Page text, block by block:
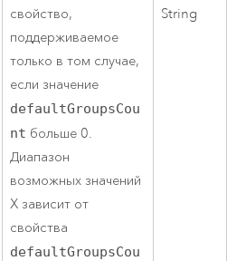
свойство,
поддерживаемое
только в том случае,
если значение
defaultGroupsCou
nt больше 0.
Диапазон
возможных значений
X зависит от
свойства
defaultGroupsCou
String